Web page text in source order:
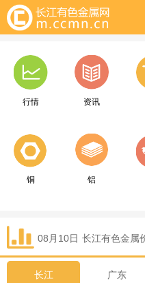
行情 资讯
铜 铝
08月10日 长江有色金属
长江 广东